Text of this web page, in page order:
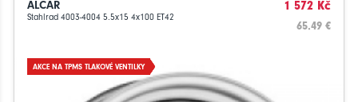
ALCAR
Stahlrad 4003-4004 5.5x15 4x100 ET42
1 572 Kč
65.49 €
AKCE NA TPMS TLAKOVÉ VENTILKY